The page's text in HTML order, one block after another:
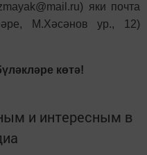
яки почта
М.Хәсәнов ур., 12)
көтә!
и интересным в